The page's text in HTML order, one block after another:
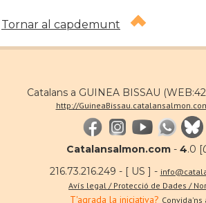
Tornar al capdemunt
Catalans a GUINEA BISSAU
http://
Catalansalmon.com - 4.0 [
216.73.216.249 - [ US ] -
Avís legal / Protecció de Dades /
T'agrada la iniciativa? Convida'ns